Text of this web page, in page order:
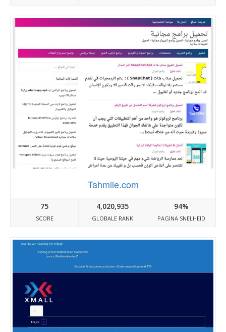
Tahmile.com
75
SCORE
4,020,935
GLOBALE RANK
94%
PAGINA SNELHEID